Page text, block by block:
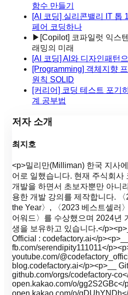
함수 만들기
[AI 코딩] 실리콘밸리 IT 톱
페어 코딩하나
▶ [Copilot] 코파일럿 익스
래밍의 미래
[AI 코딩] AI와 디자인패턴
[Programming] 객체지향
원칙 SOLID
[커리어] 코딩 테스트 포기
계 공부법
저자 소개
최지호
<p>밀리만(Milliman) 한국 지사
어로 일했습니다. 현재 주식회사
개발을 하면서 초보자뿐만 아니
용한 개발 강의를 제작합니다.
the Year〉, 〈2023 베스트셀러
어워드〉를 수상했으며 2024년
생을 보유하고 있습니다.</
Official : codefactory.ai</
fb.com/serendipity111011</
youtube.com/
blog.codefactory.ai</p><p>__
github.com/orgs/codefactory-
open.kakao.com/o/gg2S2GBc</
open.kakao.com/o/